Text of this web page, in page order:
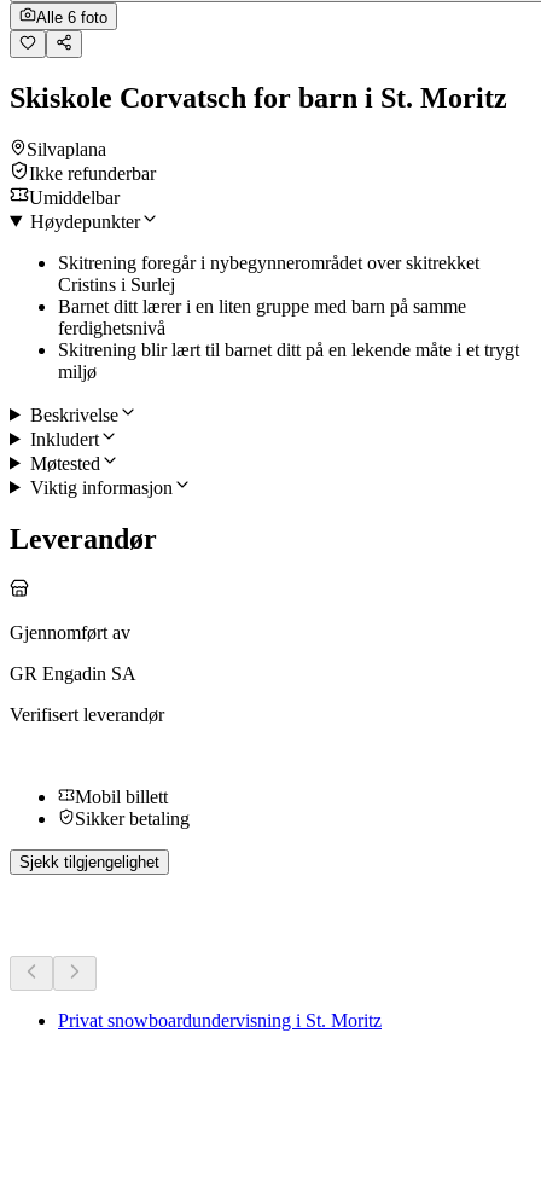
Alle 6 foto
Skiskole Corvatsch for barn i St. Moritz
Silvaplana
Ikke refunderbar
Umiddelbar
Høydepunkter
Skitrening foregår i nybegynnerområdet over skitrekket
Cristins i Surlej
Barnet ditt lærer i en liten gruppe med barn på samme
ferdighetsnivå
Skitrening blir lært til barnet ditt på en lekende måte i et trygt
miljø
Beskrivelse
Inkludert
Møtested
Viktig informasjon
Leverandør
Gjennomført av
GR Engadin SA
Verifisert leverandør
Mobil billett
Sikker betaling
Sjekk tilgjengelighet
Privat snowboardundervisning i St. Moritz